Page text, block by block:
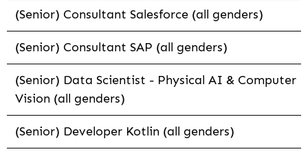
(Senior) Consultant Salesforce (all genders)
(Senior) Consultant SAP (all genders)
(Senior) Data Scientist - Physical AI & Computer
Vision (all genders)
(Senior) Developer Kotlin (all genders)